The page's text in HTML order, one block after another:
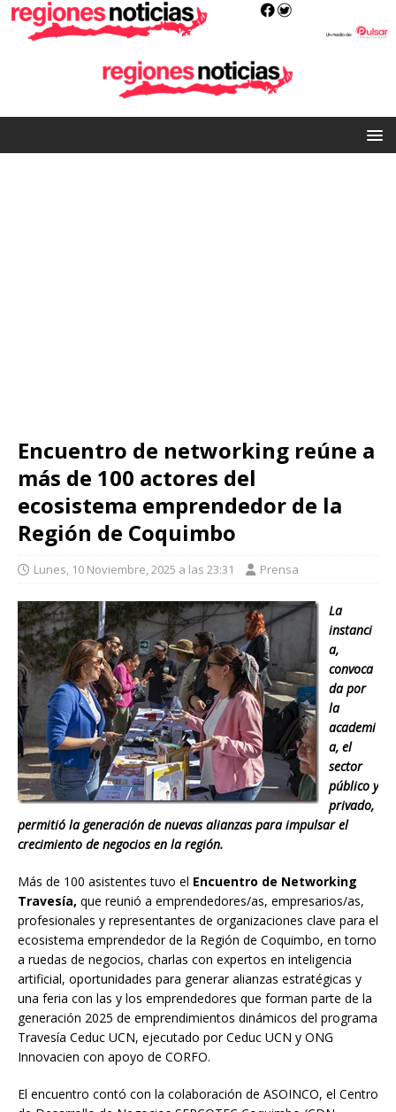
Encuentro de networking reúne a
más de 100 actores del
ecosistema emprendedor de la
Región de Coquimbo
Lunes, 10 Noviembre, 2025 a las 23:31 Prensa
La
instanci
a,
convoca
da por
la
academi
a, el
sector
público y
privado,
permitió la generación de nuevas alianzas para impulsar el
crecimiento de negocios en la región.
Más de 100 asistentes tuvo el Encuentro de Networking
Travesía, que reunió a emprendedores/as, empresarios/as,
profesionales y representantes de organizaciones clave para el
ecosistema emprendedor de la Región de Coquimbo, en torno
a ruedas de negocios, charlas con expertos en inteligencia
artificial, oportunidades para generar alianzas estratégicas y
una feria con las y los emprendedores que forman parte de la
generación 2025 de emprendimientos dinámicos del programa
Travesía Ceduc UCN, ejecutado por Ceduc UCN y ONG
Innovacien con apoyo de CORFO.
El encuentro contó con la colaboración de ASOINCO, el Centro